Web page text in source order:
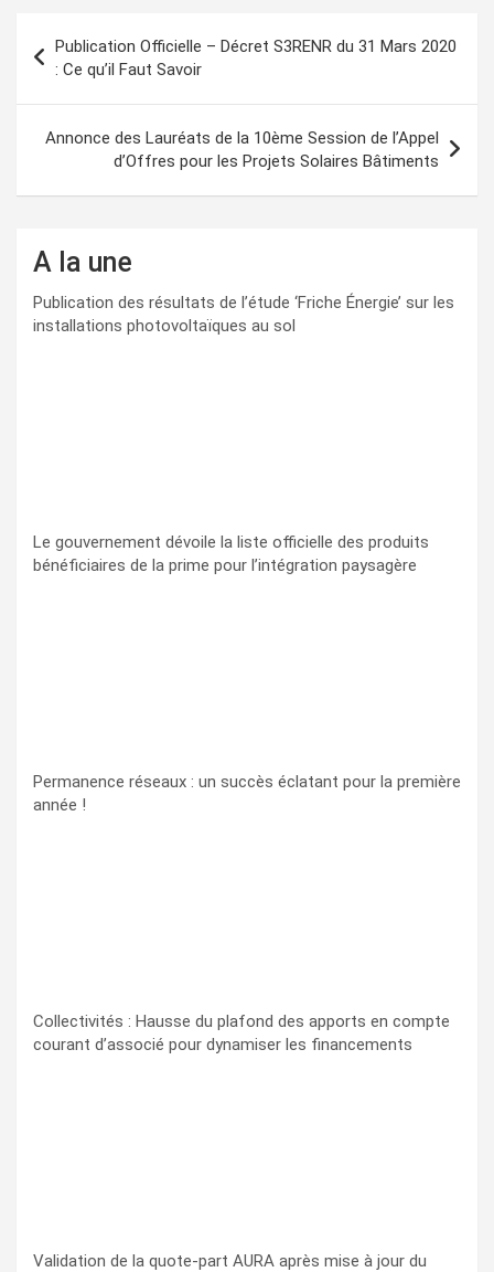
de
l’article
Publication Officielle – Décret S3RENR du 31 Mars 2020
: Ce qu’il Faut Savoir
Annonce des Lauréats de la 10ème Session de l’Appel
d’Offres pour les Projets Solaires Bâtiments
A la une
Publication des résultats de l’étude ‘Friche Énergie’ sur les
installations photovoltaïques au sol
Le gouvernement dévoile la liste officielle des produits
bénéficiaires de la prime pour l’intégration paysagère
Permanence réseaux : un succès éclatant pour la première
année !
Collectivités : Hausse du plafond des apports en compte
courant d’associé pour dynamiser les financements
Validation de la quote-part AURA après mise à jour du